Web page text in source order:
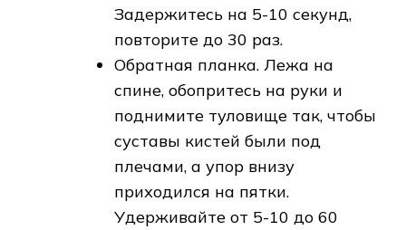
Задержитесь на 5-10 секунд,
повторите до 30 раз.
Обратная планка. Лежа на
спине, обопритесь на руки и
поднимите туловище так, чтобы
суставы кистей были под
плечами, а упор внизу
приходился на пятки.
Удерживайте от 5-10 до 60